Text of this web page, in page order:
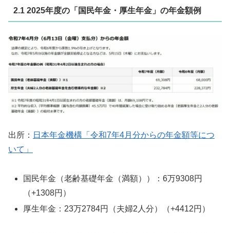
2.1 2025年度の「国民年金・厚生年金」の年金額例
出所： 日本年金機構「令和7年4月分からの年金額等につ
いて」
国民年金（老齢基礎年金（満額））：6万9308円
（+1308円）
厚生年金：23万2784円（夫婦2人分）（+4412円）